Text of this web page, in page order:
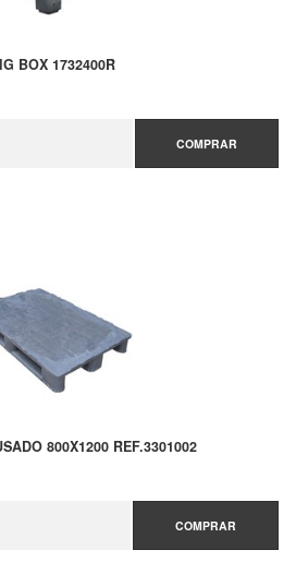
BOX 1732400R
COMPRAR
800X1200 REF.3301002
COMPRAR